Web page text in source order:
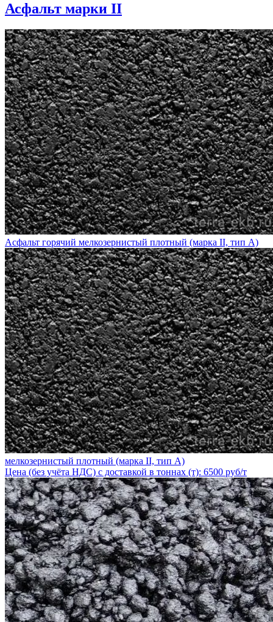
Асфальт марки II
Асфальт горячий мелкозернистый плотный (марка II, тип А)
мелкозернистый плотный (марка II, тип А)
Цена (без учёта НДС) с доставкой в тоннах (т): 6500 руб/т